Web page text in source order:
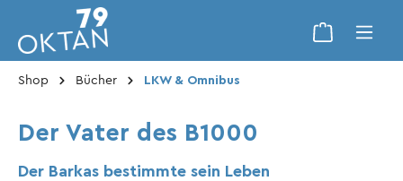
Shop Bücher LKW & Omnibus
Der Vater des B1000
Der Barkas bestimmte sein Leben